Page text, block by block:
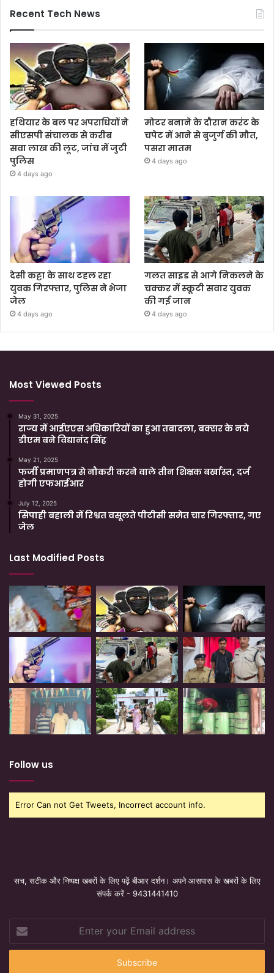
Recent Tech News
हथियार के बल पर अपराधियों ने
सीएसपी संचालक से करीब
सवा लाख की लूट, जांच में जुटी
पुलिस
4 days ago
मोटर बनाने के दौरान करंट के
चपेट में आने से बुजुर्ग की मौत,
पसरा मातम
4 days ago
देसी कट्टा के साथ टहल रहा
युवक गिरफ्तार, पुलिस ने भेजा
जेल
4 days ago
गलत साइड से आगे निकलने के
चक्कर में स्कूटी सवार युवक
की गई जान
4 days ago
Most Viewed Posts
May 31, 2025
राज्य में आईएएस अधिकारियों का हुआ तबादला, बक्सर के नये
डीएम बने विद्यानंद सिंह
May 21, 2025
फर्जी प्रमाणपत्र से नौकरी करने वाले तीन शिक्षक बर्खास्त, दर्ज
होगी एफआईआर
July 12, 2025
सिपाही बहाली में रिश्वत वसूलते पीटीसी समेत चार गिरफ्तार, गए
जेल
Last Modified Posts
Follow us
Error Can not Get Tweets, Incorrect account info.
सच, सटीक और निष्पक्ष खबरों के लिए पढ़ें बीआर दर्शन। अपने आसपास के खबरों के लिए
संपर्क करें - 9431441410
your
Email